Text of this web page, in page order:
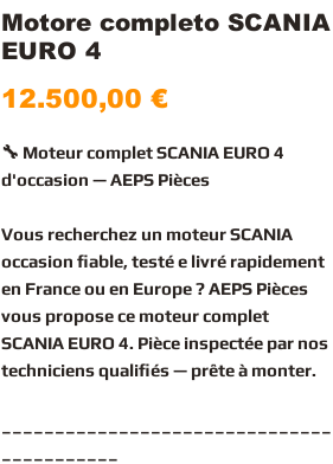
Motore completo SCANIA
EURO 4
12.500,00 €Prezzo
🔧 Moteur complet SCANIA EURO 4
d'occasion — AEPS Pièces
Vous recherchez un moteur SCANIA
occasion fiable, testé e livré rapidement
en France ou en Europe ? AEPS Pièces
vous propose ce moteur complet
SCANIA EURO 4. Pièce inspectée par nos
techniciens qualifiés — prête à monter.